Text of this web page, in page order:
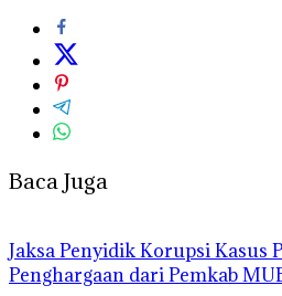
Baca Juga
Jaksa Penyidik Korupsi Kasus
Penghargaan dari Pemkab